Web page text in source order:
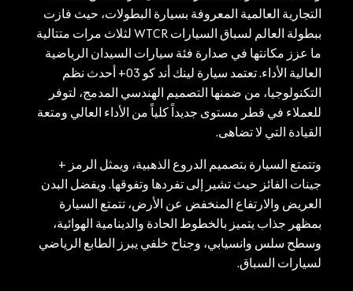
التجارية العالمية المعروفة بسيارة البطولات، حيث فازت
ببطولة العالم لسباق السيارات WTCR لثلاث مرات متتالية
ما عزز مكانتها في صدارة فئة سيارات السيدان الرياضية
العالية الأداء. تعتمد سيارة لينك أند كو 03+ أحدث نظم
التكنولوجيا، من ضمنها التصميم الهندسي المدمج، لتوفر
للعملاء في قطر مستوى جديداً كلياً من الأداء العالي ومتعة
القيادة التي لا تضاهى.
وتتمتع السيارة بتصميم الدروع الذهبية، ويمثل الرمز +
جينات الفائز حيث تشير إلى تفردها وتفوقها. ويفضل البدن
العريض والارتفاع المنخفض عن الأرض، تتمتع السيارة
بمظهر جذاب يتميز بالخطوط الحادة والدينامية الهوائية،
وسطح سلس وانسيابي، وجناح خلفي يبرز الطابع الرياضي
لسيارات السباق.